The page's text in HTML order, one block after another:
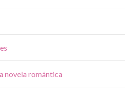
novela romántica